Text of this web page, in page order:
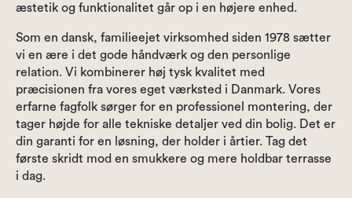
æstetik og funktionalitet går op i en højere enhed.
Som en dansk, familieejet virksomhed siden 1978 sætter
vi en ære i det gode håndværk og den personlige
relation. Vi kombinerer høj tysk kvalitet med
præcisionen fra vores eget værksted i Danmark. Vores
erfarne fagfolk sørger for en professionel montering, der
tager højde for alle tekniske detaljer ved din bolig. Det er
din garanti for en løsning, der holder i årtier. Tag det
første skridt mod en smukkere og mere holdbar terrasse
i dag.